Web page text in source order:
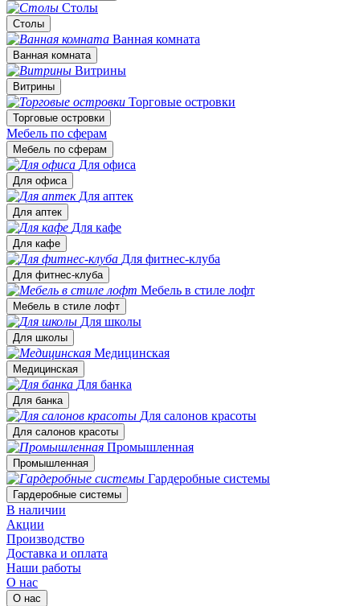
Столы
Столы
Ванная комната
Ванная комната
Витрины
Витрины
Торговые островки
Торговые островки
Мебель по сферам
Мебель по сферам
Для офиса
Для офиса
Для аптек
Для аптек
Для кафе
Для кафе
Для фитнес-клуба
Для фитнес-клуба
Мебель в стиле лофт
Мебель в стиле лофт
Для школы
Для школы
Медицинская
Медицинская
Для банка
Для банка
Для салонов красоты
Для салонов красоты
Промышленная
Промышленная
Гардеробные системы
Гардеробные системы
В наличии
Акции
Производство
Доставка и оплата
Наши работы
О нас
О нас